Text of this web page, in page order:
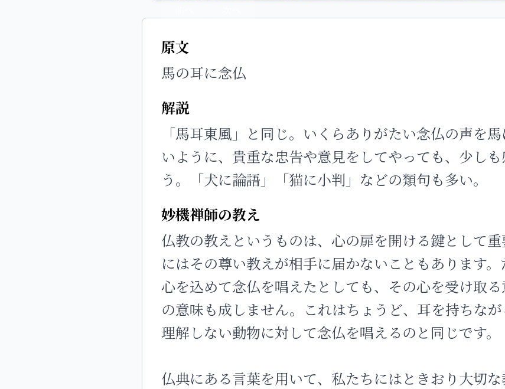
原文
馬の耳に念仏
解説
「馬耳東風」と同じ。いくらありがたい念仏の声を
いように、貴重な忠告や意見をしてやっても、少し
う。「犬に論語」「猫に小判」などの類句も多い。
妙機禅師の教え
仏教の教えというものは、心の扉を開ける鍵として
にはその尊い教えが相手に届かないこともあります
心を込めて念仏を唱えたとしても、その心を受け取
の意味も成しません。これはちょうど、耳を持ちな
理解しない動物に対して念仏を唱えるのと同じです。
仏典にある言葉を用いて、私たちにはときおり大切